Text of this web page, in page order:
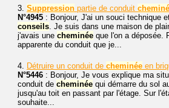
3. Suppression partie de conduit
N°4945 : Bonjour, J'ai un souci technique
conseils. Je suis dans une maison de
j'avais une cheminée que l'on a déposée.
apparente du conduit que je...
4. Détruire un conduit de cheminée en
N°5446 : Bonjour, Je vous explique ma
conduit de cheminée qui démarre du sol
jusqu'au toit en passant par l'étage. Sur
souhaite...